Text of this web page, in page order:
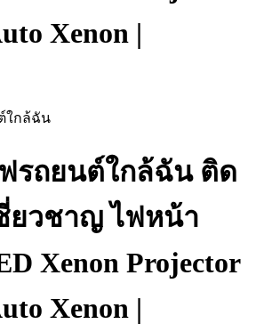
Xenon |
รถยนต์ใกล้ฉัน ติด
ยวชาญ ไฟหน้า
Xenon Projector
Xenon |